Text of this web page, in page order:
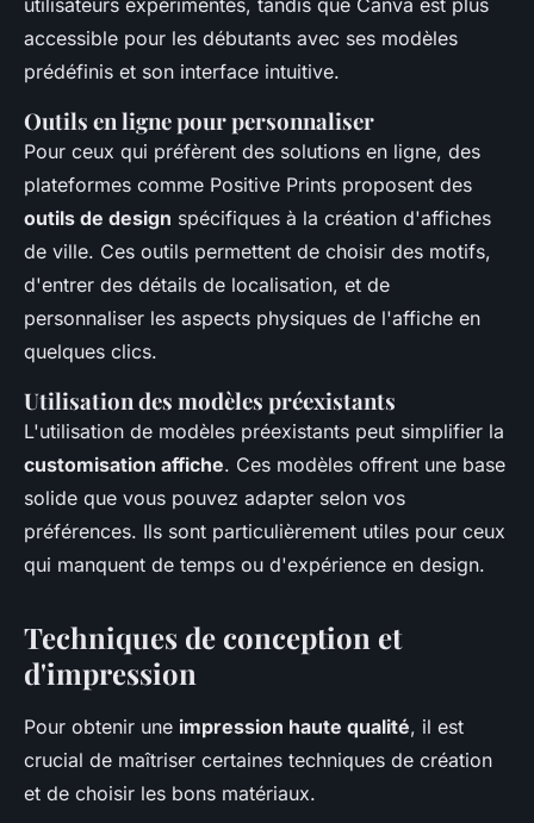
utilisateurs expérimentés, tandis que Canva est plus
accessible pour les débutants avec ses modèles
prédéfinis et son interface intuitive.
Outils en ligne pour personnaliser
Pour ceux qui préfèrent des solutions en ligne, des
plateformes comme Positive Prints proposent des
outils de design spécifiques à la création d'affiches
de ville. Ces outils permettent de choisir des motifs,
d'entrer des détails de localisation, et de
personnaliser les aspects physiques de l'affiche en
quelques clics.
Utilisation des modèles préexistants
L'utilisation de modèles préexistants peut simplifier la
customisation affiche. Ces modèles offrent une base
solide que vous pouvez adapter selon vos
préférences. Ils sont particulièrement utiles pour ceux
qui manquent de temps ou d'expérience en design.
Techniques de conception et
d'impression
Pour obtenir une impression haute qualité, il est
crucial de maîtriser certaines techniques de création
et de choisir les bons matériaux.